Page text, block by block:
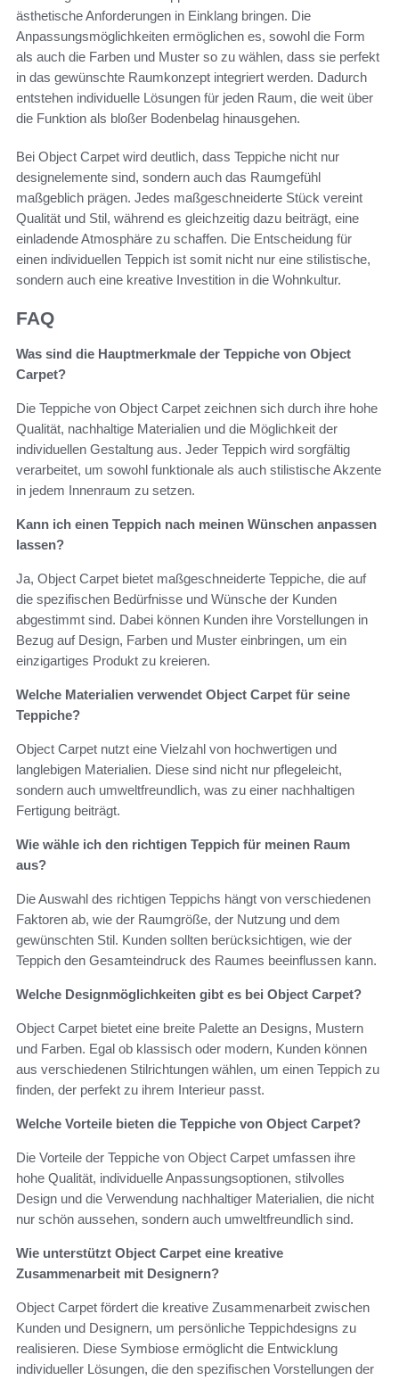
ästhetische Anforderungen in Einklang bringen. Die
Anpassungsmöglichkeiten ermöglichen es, sowohl die Form
als auch die Farben und Muster so zu wählen, dass sie perfekt
in das gewünschte Raumkonzept integriert werden. Dadurch
entstehen individuelle Lösungen für jeden Raum, die weit über
die Funktion als bloßer Bodenbelag hinausgehen.
Bei Object Carpet wird deutlich, dass Teppiche nicht nur
designelemente sind, sondern auch das Raumgefühl
maßgeblich prägen. Jedes maßgeschneiderte Stück vereint
Qualität und Stil, während es gleichzeitig dazu beiträgt, eine
einladende Atmosphäre zu schaffen. Die Entscheidung für
einen individuellen Teppich ist somit nicht nur eine stilistische,
sondern auch eine kreative Investition in die Wohnkultur.
FAQ
Was sind die Hauptmerkmale der Teppiche von Object
Carpet?
Die Teppiche von Object Carpet zeichnen sich durch ihre hohe
Qualität, nachhaltige Materialien und die Möglichkeit der
individuellen Gestaltung aus. Jeder Teppich wird sorgfältig
verarbeitet, um sowohl funktionale als auch stilistische Akzente
in jedem Innenraum zu setzen.
Kann ich einen Teppich nach meinen Wünschen anpassen
lassen?
Ja, Object Carpet bietet maßgeschneiderte Teppiche, die auf
die spezifischen Bedürfnisse und Wünsche der Kunden
abgestimmt sind. Dabei können Kunden ihre Vorstellungen in
Bezug auf Design, Farben und Muster einbringen, um ein
einzigartiges Produkt zu kreieren.
Welche Materialien verwendet Object Carpet für seine
Teppiche?
Object Carpet nutzt eine Vielzahl von hochwertigen und
langlebigen Materialien. Diese sind nicht nur pflegeleicht,
sondern auch umweltfreundlich, was zu einer nachhaltigen
Fertigung beiträgt.
Wie wähle ich den richtigen Teppich für meinen Raum
aus?
Die Auswahl des richtigen Teppichs hängt von verschiedenen
Faktoren ab, wie der Raumgröße, der Nutzung und dem
gewünschten Stil. Kunden sollten berücksichtigen, wie der
Teppich den Gesamteindruck des Raumes beeinflussen kann.
Welche Designmöglichkeiten gibt es bei Object Carpet?
Object Carpet bietet eine breite Palette an Designs, Mustern
und Farben. Egal ob klassisch oder modern, Kunden können
aus verschiedenen Stilrichtungen wählen, um einen Teppich zu
finden, der perfekt zu ihrem Interieur passt.
Welche Vorteile bieten die Teppiche von Object Carpet?
Die Vorteile der Teppiche von Object Carpet umfassen ihre
hohe Qualität, individuelle Anpassungsoptionen, stilvolles
Design und die Verwendung nachhaltiger Materialien, die nicht
nur schön aussehen, sondern auch umweltfreundlich sind.
Wie unterstützt Object Carpet eine kreative
Zusammenarbeit mit Designern?
Object Carpet fördert die kreative Zusammenarbeit zwischen
Kunden und Designern, um persönliche Teppichdesigns zu
realisieren. Diese Symbiose ermöglicht die Entwicklung
individueller Lösungen, die den spezifischen Vorstellungen der